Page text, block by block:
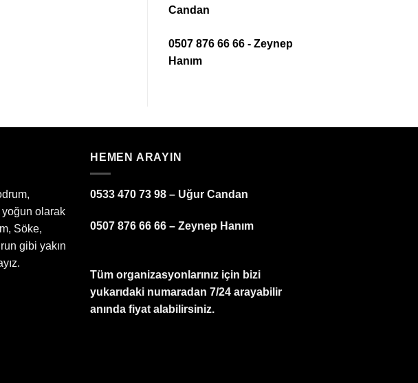
Candan
0507 876 66 66 - Zeynep
Hanım
yoğun olarak
Söke,
gibi yakın
HEMEN ARAYIN
0533 470 73 98 – Uğur Candan
0507 876 66 66 – Zeynep Hanım
Tüm organizasyonlarınız için bizi
yukarıdaki numaradan 7/24 arayabilir
anında fiyat alabilirsiniz.